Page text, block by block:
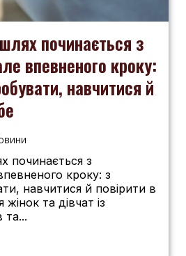
починається з
впевненого кроку:
навчитися й
починається з
кроку: з
навчитися й повірити в
та дівчат із
та...